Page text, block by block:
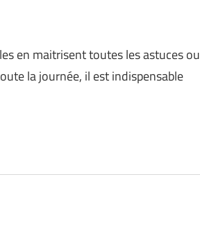
en maitrisent toutes les astuces ou
la journée, il est indispensable